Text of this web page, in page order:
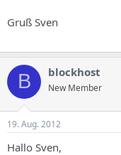
Gruß Sven
B blockhost
New Member
19. Aug. 2012
Hallo Sven,